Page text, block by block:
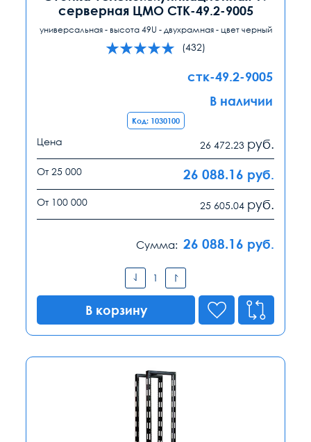
серверная ЦМО СТК-49.2-9005
универсальная - высота 49U - двухрамная - цвет черный
(432)
стк-49.2-9005
В наличии
Код: 1030100
Цена 26 472.23 руб.
От 25 000 26 088.16 руб.
От 100 000 25 605.04 руб.
Сумма: 26 088.16 руб.
В корзину